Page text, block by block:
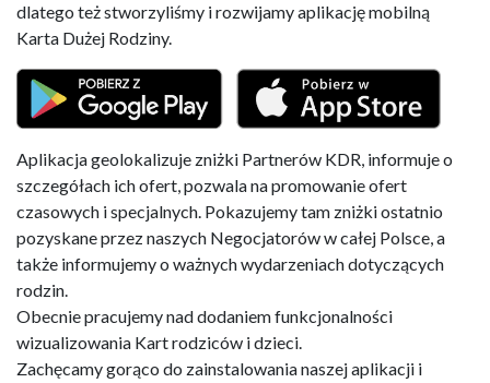
dlatego też stworzyliśmy i rozwijamy aplikację mobilną
Karta Dużej Rodziny.
Aplikacja geolokalizuje zniżki Partnerów KDR, informuje o
szczegółach ich ofert, pozwala na promowanie ofert
czasowych i specjalnych. Pokazujemy tam zniżki ostatnio
pozyskane przez naszych Negocjatorów w całej Polsce, a
także informujemy o ważnych wydarzeniach dotyczących
rodzin.
Obecnie pracujemy nad dodaniem funkcjonalności
wizualizowania Kart rodziców i dzieci.
Zachęcamy gorąco do zainstalowania naszej aplikacji i